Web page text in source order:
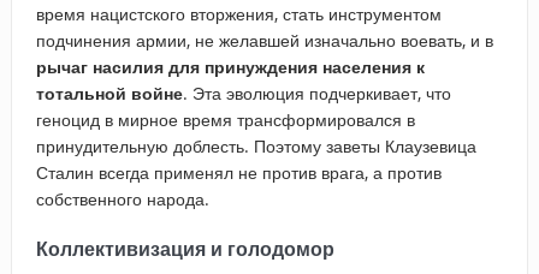
время нацистского вторжения, стать инструментом
подчинения армии, не желавшей изначально воевать, и в
рычаг насилия для принуждения населения к
тотальной войне. Эта эволюция подчеркивает, что
геноцид в мирное время трансформировался в
принудительную доблесть. Поэтому заветы Клаузевица
Сталин всегда применял не против врага, а против
собственного народа.
Коллективизация и голодомор